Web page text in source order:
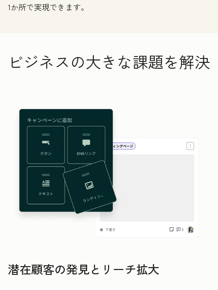
1か所で実現できます。
ビジネスの大きな課題を解決
潜在顧客の発見とリーチ拡大